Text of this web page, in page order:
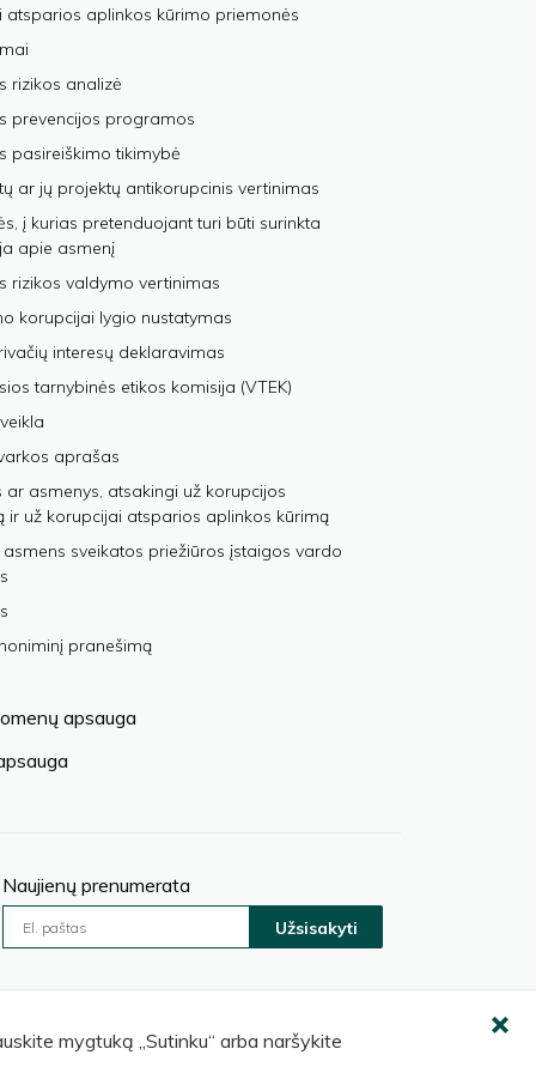
atsparios aplinkos kūrimo priemonės
rizikos analizė
prevencijos programos
pasireiškimo tikimybė
ar jų projektų antikorupcinis vertinimas
į kurias pretenduojant turi būti surinkta
apie asmenį
rizikos valdymo vertinimas
korupcijai lygio nustatymas
interesų deklaravimas
tarnybinės etikos komisija (VTEK)
aprašas
ar asmenys, atsakingi už korupcijos
ir už korupcijai atsparios aplinkos kūrimą
sveikatos priežiūros įstaigos vardo
pranešimą
apsauga
Naujienų prenumerata
Užsisakyti
mygtuką „Sutinku“ arba naršykite